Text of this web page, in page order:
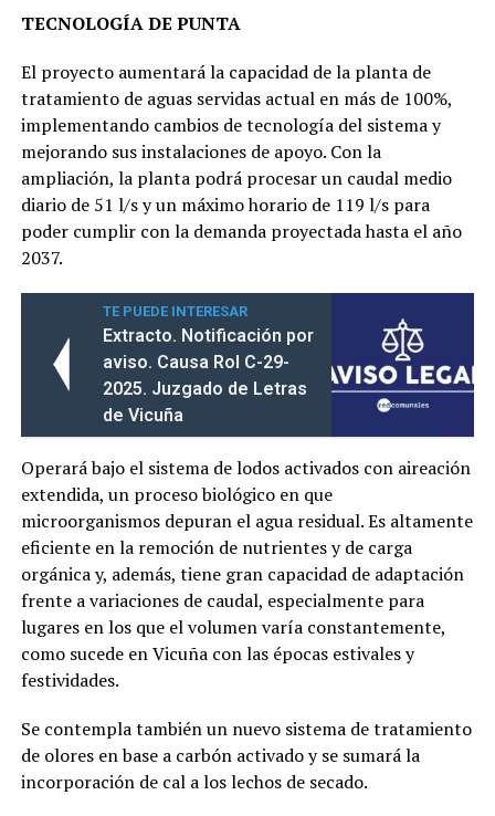
TECNOLOGÍA DE PUNTA
El proyecto aumentará la capacidad de la planta de
tratamiento de aguas servidas actual en más de 100%,
implementando cambios de tecnología del sistema y
mejorando sus instalaciones de apoyo. Con la
ampliación, la planta podrá procesar un caudal medio
diario de 51 l/s y un máximo horario de 119 l/s para
poder cumplir con la demanda proyectada hasta el año
2037.
TE PUEDE INTERESAR
Extracto. Notificación por
aviso. Causa Rol C-29-
2025. Juzgado de Letras
de Vicuña
Operará bajo el sistema de lodos activados con aireación
extendida, un proceso biológico en que
microorganismos depuran el agua residual. Es altamente
eficiente en la remoción de nutrientes y de carga
orgánica y, además, tiene gran capacidad de adaptación
frente a variaciones de caudal, especialmente para
lugares en los que el volumen varía constantemente,
como sucede en Vicuña con las épocas estivales y
festividades.
Se contempla también un nuevo sistema de tratamiento
de olores en base a carbón activado y se sumará la
incorporación de cal a los lechos de secado.